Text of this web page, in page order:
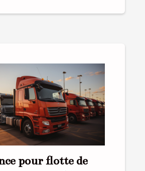
pour flotte de